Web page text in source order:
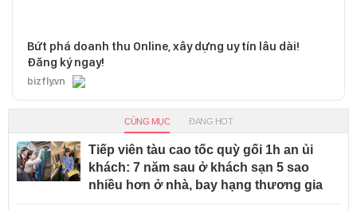
Bứt phá doanh thu Online, xây dựng uy tín lâu dài!
Đăng ký ngay!
bizfly.vn
CÙNG MỤC ĐANG HOT
Tiếp viên tàu cao tốc quỳ gối 1h an ủi
khách: 7 năm sau ở khách sạn 5 sao
nhiều hơn ở nhà, bay hạng thương gia